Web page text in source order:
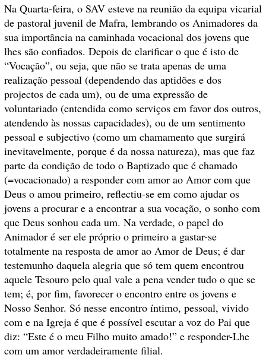
Na Quarta-feira, o SAV esteve na reunião da equipa vicarial
de pastoral juvenil de Mafra, lembrando os Animadores da
sua importância na caminhada vocacional dos jovens que
lhes são confiados. Depois de clarificar o que é isto de
“Vocação”, ou seja, que não se trata apenas de uma
realização pessoal (dependendo das aptidões e dos
projectos de cada um), ou de uma expressão de
voluntariado (entendida como serviços em favor dos outros,
atendendo às nossas capacidades), ou de um sentimento
pessoal e subjectivo (como um chamamento que surgirá
inevitavelmente, porque é da nossa natureza), mas que faz
parte da condição de todo o Baptizado que é chamado
(=vocacionado) a responder com amor ao Amor com que
Deus o amou primeiro, reflectiu-se em como ajudar os
jovens a procurar e a encontrar a sua vocação, o sonho com
que Deus sonhou cada um. Na verdade, o papel do
Animador é ser ele próprio o primeiro a gastar-se
totalmente na resposta de amor ao Amor de Deus; é dar
testemunho daquela alegria que só tem quem encontrou
aquele Tesouro pelo qual vale a pena vender tudo o que se
tem; é, por fim, favorecer o encontro entre os jovens e
Nosso Senhor. Só nesse encontro íntimo, pessoal, vivido
com e na Igreja é que é possível escutar a voz do Pai que
diz: “Este é o meu Filho muito amado!” e responder-Lhe
com um amor verdadeiramente filial.